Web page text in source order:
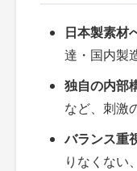
日本製素材
達・国内製
独自の内部
など、刺激
バランス重
りなくない